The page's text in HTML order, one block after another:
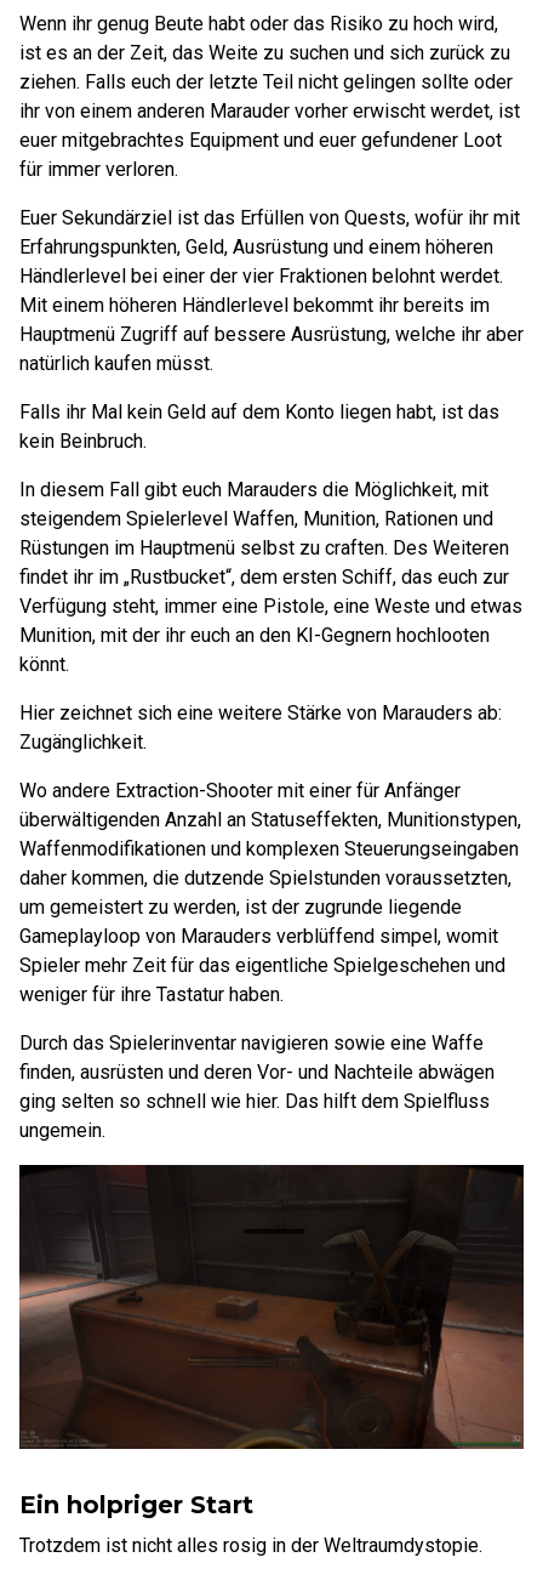
Wenn ihr genug Beute habt oder das Risiko zu hoch wird,
ist es an der Zeit, das Weite zu suchen und sich zurück zu
ziehen. Falls euch der letzte Teil nicht gelingen sollte oder
ihr von einem anderen Marauder vorher erwischt werdet, ist
euer mitgebrachtes Equipment und euer gefundener Loot
für immer verloren.
Euer Sekundärziel ist das Erfüllen von Quests, wofür ihr mit
Erfahrungspunkten, Geld, Ausrüstung und einem höheren
Händlerlevel bei einer der vier Fraktionen belohnt werdet.
Mit einem höheren Händlerlevel bekommt ihr bereits im
Hauptmenü Zugriff auf bessere Ausrüstung, welche ihr aber
natürlich kaufen müsst.
Falls ihr Mal kein Geld auf dem Konto liegen habt, ist das
kein Beinbruch.
In diesem Fall gibt euch Marauders die Möglichkeit, mit
steigendem Spielerlevel Waffen, Munition, Rationen und
Rüstungen im Hauptmenü selbst zu craften. Des Weiteren
findet ihr im „Rustbucket“, dem ersten Schiff, das euch zur
Verfügung steht, immer eine Pistole, eine Weste und etwas
Munition, mit der ihr euch an den KI-Gegnern hochlooten
könnt.
Hier zeichnet sich eine weitere Stärke von Marauders ab:
Zugänglichkeit.
Wo andere Extraction-Shooter mit einer für Anfänger
überwältigenden Anzahl an Statuseffekten, Munitionstypen,
Waffenmodifikationen und komplexen Steuerungseingaben
daher kommen, die dutzende Spielstunden voraussetzten,
um gemeistert zu werden, ist der zugrunde liegende
Gameplayloop von Marauders verblüffend simpel, womit
Spieler mehr Zeit für das eigentliche Spielgeschehen und
weniger für ihre Tastatur haben.
Durch das Spielerinventar navigieren sowie eine Waffe
finden, ausrüsten und deren Vor- und Nachteile abwägen
ging selten so schnell wie hier. Das hilft dem Spielfluss
ungemein.
Ein holpriger Start
Trotzdem ist nicht alles rosig in der Weltraumdystopie.